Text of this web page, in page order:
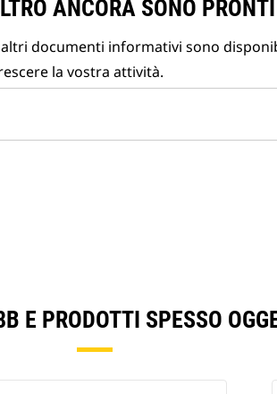
ANCORA SONO
documenti informativi sono
la vostra attività.
E PRODOTTI SPESSO